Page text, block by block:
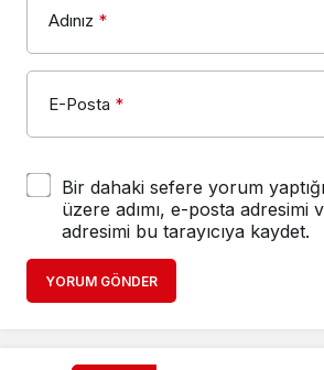
Adınız *
E-Posta *
Bir dahaki sefere yorum
üzere adımı, e-posta adresimi
adresimi bu tarayıcıya kaydet.
YORUM GÖNDER